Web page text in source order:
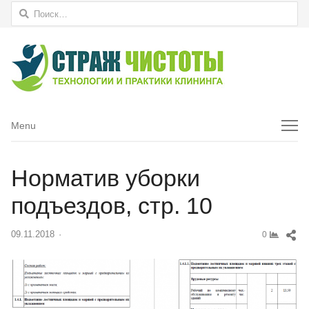
Найти:
Menu
Menu
Норматив уборки
подъездов, стр. 10
09.11.2018 0